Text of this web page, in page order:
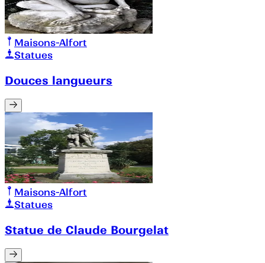
Maisons-Alfort
Statues
Douces langueurs
Maisons-Alfort
Statues
Statue de Claude Bourgelat